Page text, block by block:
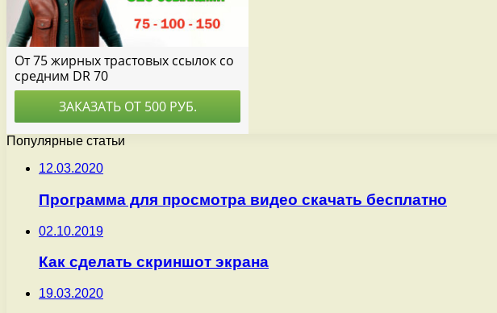
Популярные статьи
12.03.2020
Программа для просмотра видео скачать бесплатно
02.10.2019
Как сделать скриншот экрана
19.03.2020